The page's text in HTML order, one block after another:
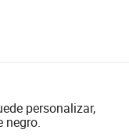
personalizar,
negro.